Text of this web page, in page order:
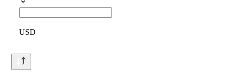
USD